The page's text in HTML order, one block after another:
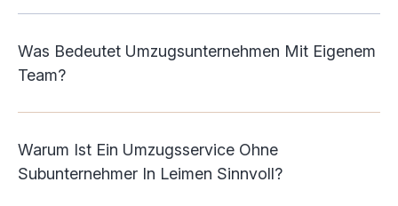
Was Bedeutet Umzugsunternehmen Mit Eigenem
Team?
Warum Ist Ein Umzugsservice Ohne
Subunternehmer In Leimen Sinnvoll?